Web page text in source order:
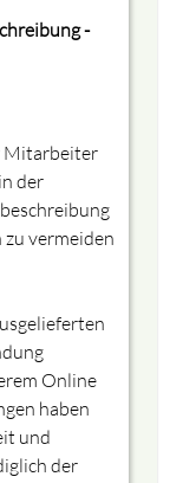
-
Mitarbeiter
der
zu vermeiden
Online
haben
und
der